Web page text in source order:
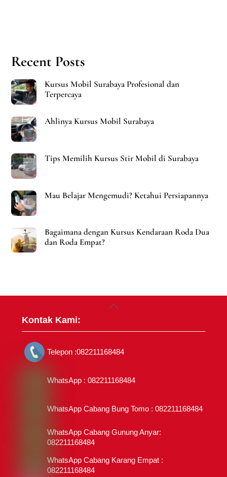
Recent Posts
Kursus Mobil Surabaya Profesional dan
Terpercaya
Ahlinya Kursus Mobil Surabaya
Tips Memilih Kursus Stir Mobil di Surabaya
Mau Belajar Mengemudi? Ketahui Persiapannya
Bagaimana dengan Kursus Kendaraan Roda Dua
dan Roda Empat?
Back
Top
Kontak Kami:
Telepon :082211168484
WhatsApp : 082211168484
WhatsApp Cabang Bung Tomo : 082211168484
WhatsApp Cabang Gunung Anyar:
082211168484
WhatsApp Cabang Karang Empat :
082211168484